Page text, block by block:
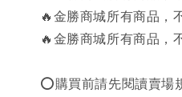
🔥金勝商城所有商品，
🔥金勝商城所有商品，
⭕購買前請先閱讀賣場